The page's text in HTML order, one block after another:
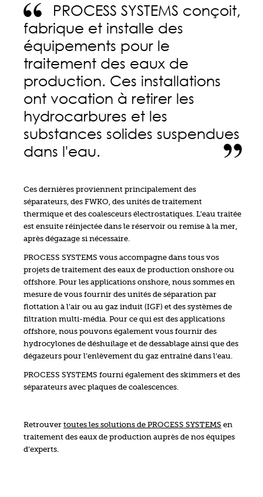
PROCESS SYSTEMS conçoit,
fabrique et installe des
équipements pour le
traitement des eaux de
production. Ces installations
ont vocation à retirer les
hydrocarbures et les
substances solides suspendues
dans l'eau.
Ces dernières proviennent principalement des
séparateurs, des FWKO, des unités de traitement
thermique et des coalesceurs électrostatiques. L’eau traitée
est ensuite réinjectée dans le réservoir ou remise à la mer,
après dégazage si nécessaire.
PROCESS SYSTEMS vous accompagne dans tous vos
projets de traitement des eaux de production onshore ou
offshore. Pour les applications onshore, nous sommes en
mesure de vous fournir des unités de séparation par
flottation à l’air ou au gaz induit (IGF) et des systèmes de
filtration multi-média. Pour ce qui est des applications
offshore, nous pouvons également vous fournir des
hydrocylones de déshuilage et de dessablage ainsi que des
dégazeurs pour l’enlèvement du gaz entraîné dans l’eau.
PROCESS SYSTEMS fourni également des skimmers et des
séparateurs avec plaques de coalescences.
Retrouver toutes les solutions de PROCESS SYSTEMS en
traitement des eaux de production auprès de nos équipes
d’experts.